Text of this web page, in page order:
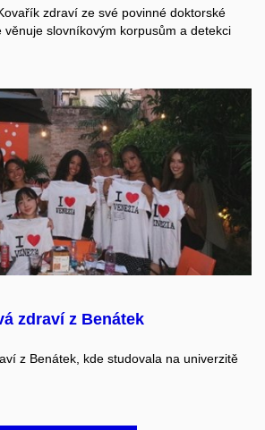
zdraví ze své povinné doktorské
věnuje slovníkovým korpusům a detekci
zdraví z Benátek
z Benátek, kde studovala na univerzitě